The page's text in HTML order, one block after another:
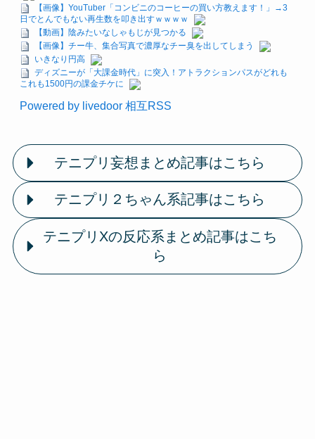
【画像】YouTuber「コンビニのコーヒーの買い方教えます！」→3
日でとんでもない再生数を叩き出すｗｗｗｗ
【動画】陰みたいなしゃもじが見つかる
【画像】チー牛、集合写真で濃厚なチー臭を出してしまう
いきなり円高
ディズニーが「大課金時代」に突入！アトラクションパスがどれも
これも1500円の課金チケに
Powered by livedoor 相互RSS
テニプリ妄想まとめ記事はこちら
テニプリ２ちゃん系記事はこちら
テニプリXの反応系まとめ記事はこち
ら